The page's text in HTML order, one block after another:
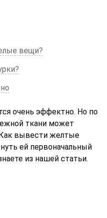
вещи?
очень эффектно. Но по
ткани может
вывести желтые
ей первоначальный
из нашей статьи.